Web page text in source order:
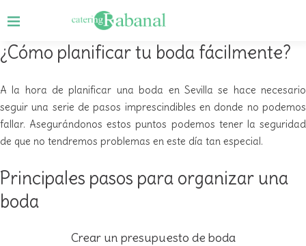
¿Cómo planificar tu boda fácilmente?
A la hora de planificar una boda en Sevilla se hace necesario
seguir una serie de pasos imprescindibles en donde no podemos
fallar. Asegurándonos estos puntos podemos tener la seguridad
de que no tendremos problemas en este día tan especial.
Principales pasos para organizar una
boda
Crear un presupuesto de boda